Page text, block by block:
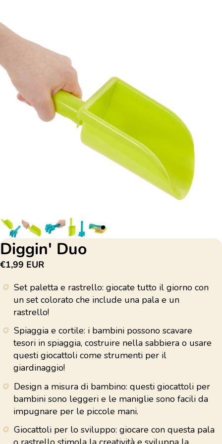
Diggin' Duo
€1,99 EUR
Set paletta e rastrello: giocate tutto il giorno con
un set colorato che include una pala e un
rastrello!
Spiaggia e cortile: i bambini possono scavare
tesori in spiaggia, costruire nella sabbiera o usare
questi giocattoli come strumenti per il
giardinaggio!
Design a misura di bambino: questi giocattoli per
bambini sono leggeri e le maniglie sono facili da
impugnare per le piccole mani.
Giocattoli per lo sviluppo: giocare con questa pala